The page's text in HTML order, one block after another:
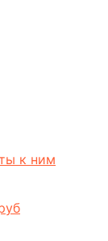
к ним